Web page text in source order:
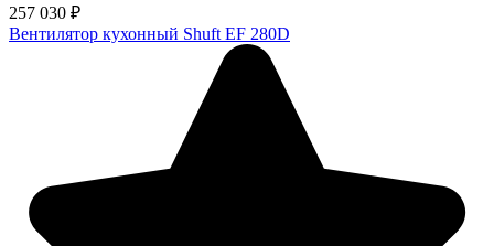
257 030 ₽
Вентилятор кухонный Shuft EF 280D